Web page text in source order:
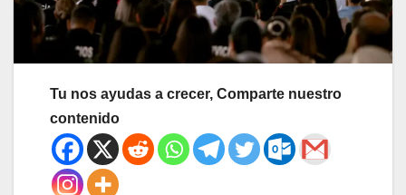
Tu nos ayudas a crecer, Comparte nuestro
contenido